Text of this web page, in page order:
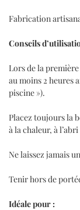
Fabrication
Conseils
Lors de la
au moins 2 heures
piscine »).
Placez toujours la
à la chaleur, à
Ne laissez jamais
Tenir hors de
Idéale pour :